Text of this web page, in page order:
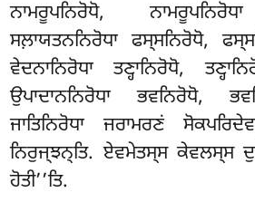
ਨਾਮਰੂਪਨਿਰੋਧੋ,
ਸਲ਼ਾਯਤਨਨਿਰੋਧਾ ਫਸ੍ਸਨਿਰੋਧੋ,
ਵੇਦਨਾਨਿਰੋਧਾ ਤਣ੍ਹਾਨਿਰੋਧੋ,
ਉਪਾਦਾਨਨਿਰੋਧਾ ਭਵਨਿਰੋਧੋ,
ਜਾਤਿਨਿਰੋਧਾ ਜਰਾਮਰਣਂ
ਨਿਰੁਜ੍ਝਨ੍ਤਿ. ਏਵਮੇਤਸ੍ਸ ਕੇਵਲਸ੍ਸ
ਹੋਤੀ’’ਤਿ.